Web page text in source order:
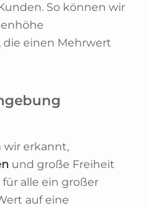
So können wir
einen Mehrwert
wir erkannt,
und große Freiheit
für alle ein großer
auf eine